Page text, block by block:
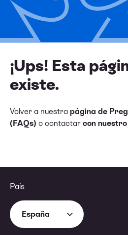
¡Ups! Esta
existe.
Volver a nuestra página de
(FAQs) o contactar con
País
España